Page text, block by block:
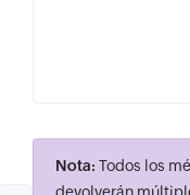
Nota: Todos los